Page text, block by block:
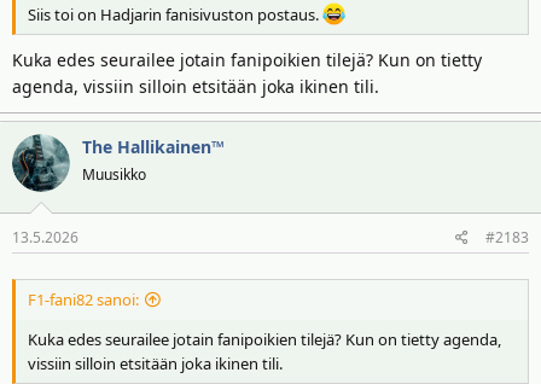
Siis toi on Hadjarin fanisivuston postaus.
Kuka edes seurailee jotain fanipoikien tilejä? Kun on tietty
agenda, vissiin silloin etsitään joka ikinen tili.
The Hallikainen™
Muusikko
13.5.2026 #2183
F1-fani82 sanoi:
Kuka edes seurailee jotain fanipoikien tilejä? Kun on tietty agenda,
vissiin silloin etsitään joka ikinen tili.